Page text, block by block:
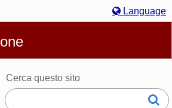
Language
Bahasa Melayu
日本語
Cerca questo sito